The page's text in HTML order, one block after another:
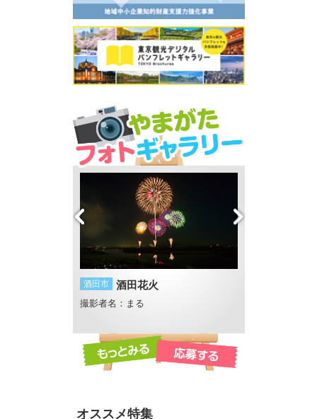
酒田市 酒田花火
撮影者名：まる
オススメ特集